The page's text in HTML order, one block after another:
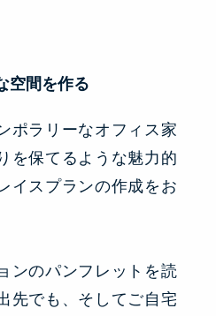
空間を作る
ポラリーなオフィス家
を保てるような魅力的
イスプランの作成をお
ンのパンフレットを読
先でも、そしてご自宅